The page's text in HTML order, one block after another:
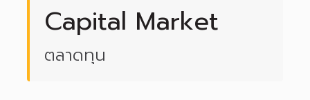
Capital Market
ตลาดทุน